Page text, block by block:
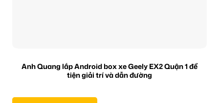
Anh Quang lắp Android box xe Geely EX2 Quận 1 để
tiện giải trí và dẫn đường